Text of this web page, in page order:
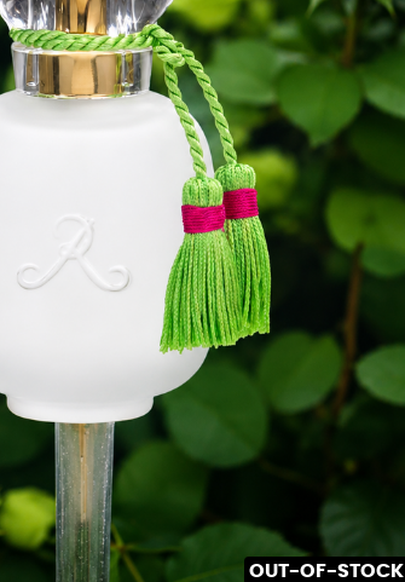
OUT-OF-STOCK